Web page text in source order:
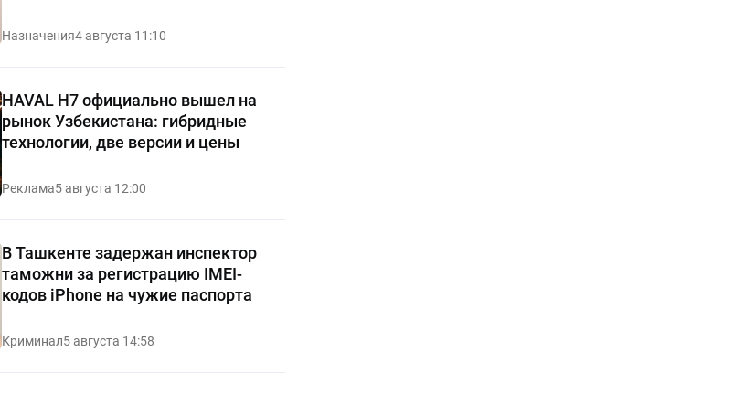
Назначения4 августа 11:10
HAVAL H7 официально вышел на
рынок Узбекистана: гибридные
технологии, две версии и цены
Реклама5 августа 12:00
В Ташкенте задержан инспектор
таможни за регистрацию IMEI-
кодов iPhone на чужие паспорта
Криминал5 августа 14:58